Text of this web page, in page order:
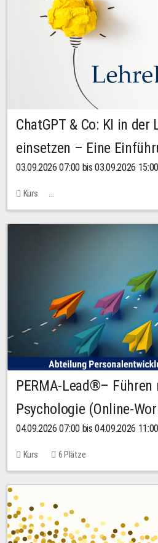
ChatGPT & Co: KI in der
einsetzen – Eine
03.09.2026 07:00 bis 03.09.2026 15:00
Kurs
Bachstraße 18k - SR 102 (Seminarraum
PERMA-Lead®–
Psychologie (Online-
04.09.2026 07:00 bis 04.09.2026 11:00
Kurs 6 Plätze